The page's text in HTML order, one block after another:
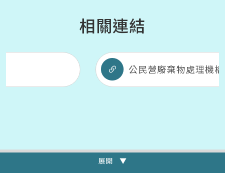
相關連結
公民營廢棄物處理機構資訊網
展開 ▼